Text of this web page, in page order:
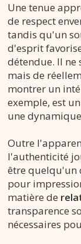
Une tenue
de respect
tandis qu'un
d'esprit
détendue. Il ne
mais de
montrer un
exemple, est
une
Outre
l'authenticité
être quelqu'un
pour
matière de
transparence
nécessaires